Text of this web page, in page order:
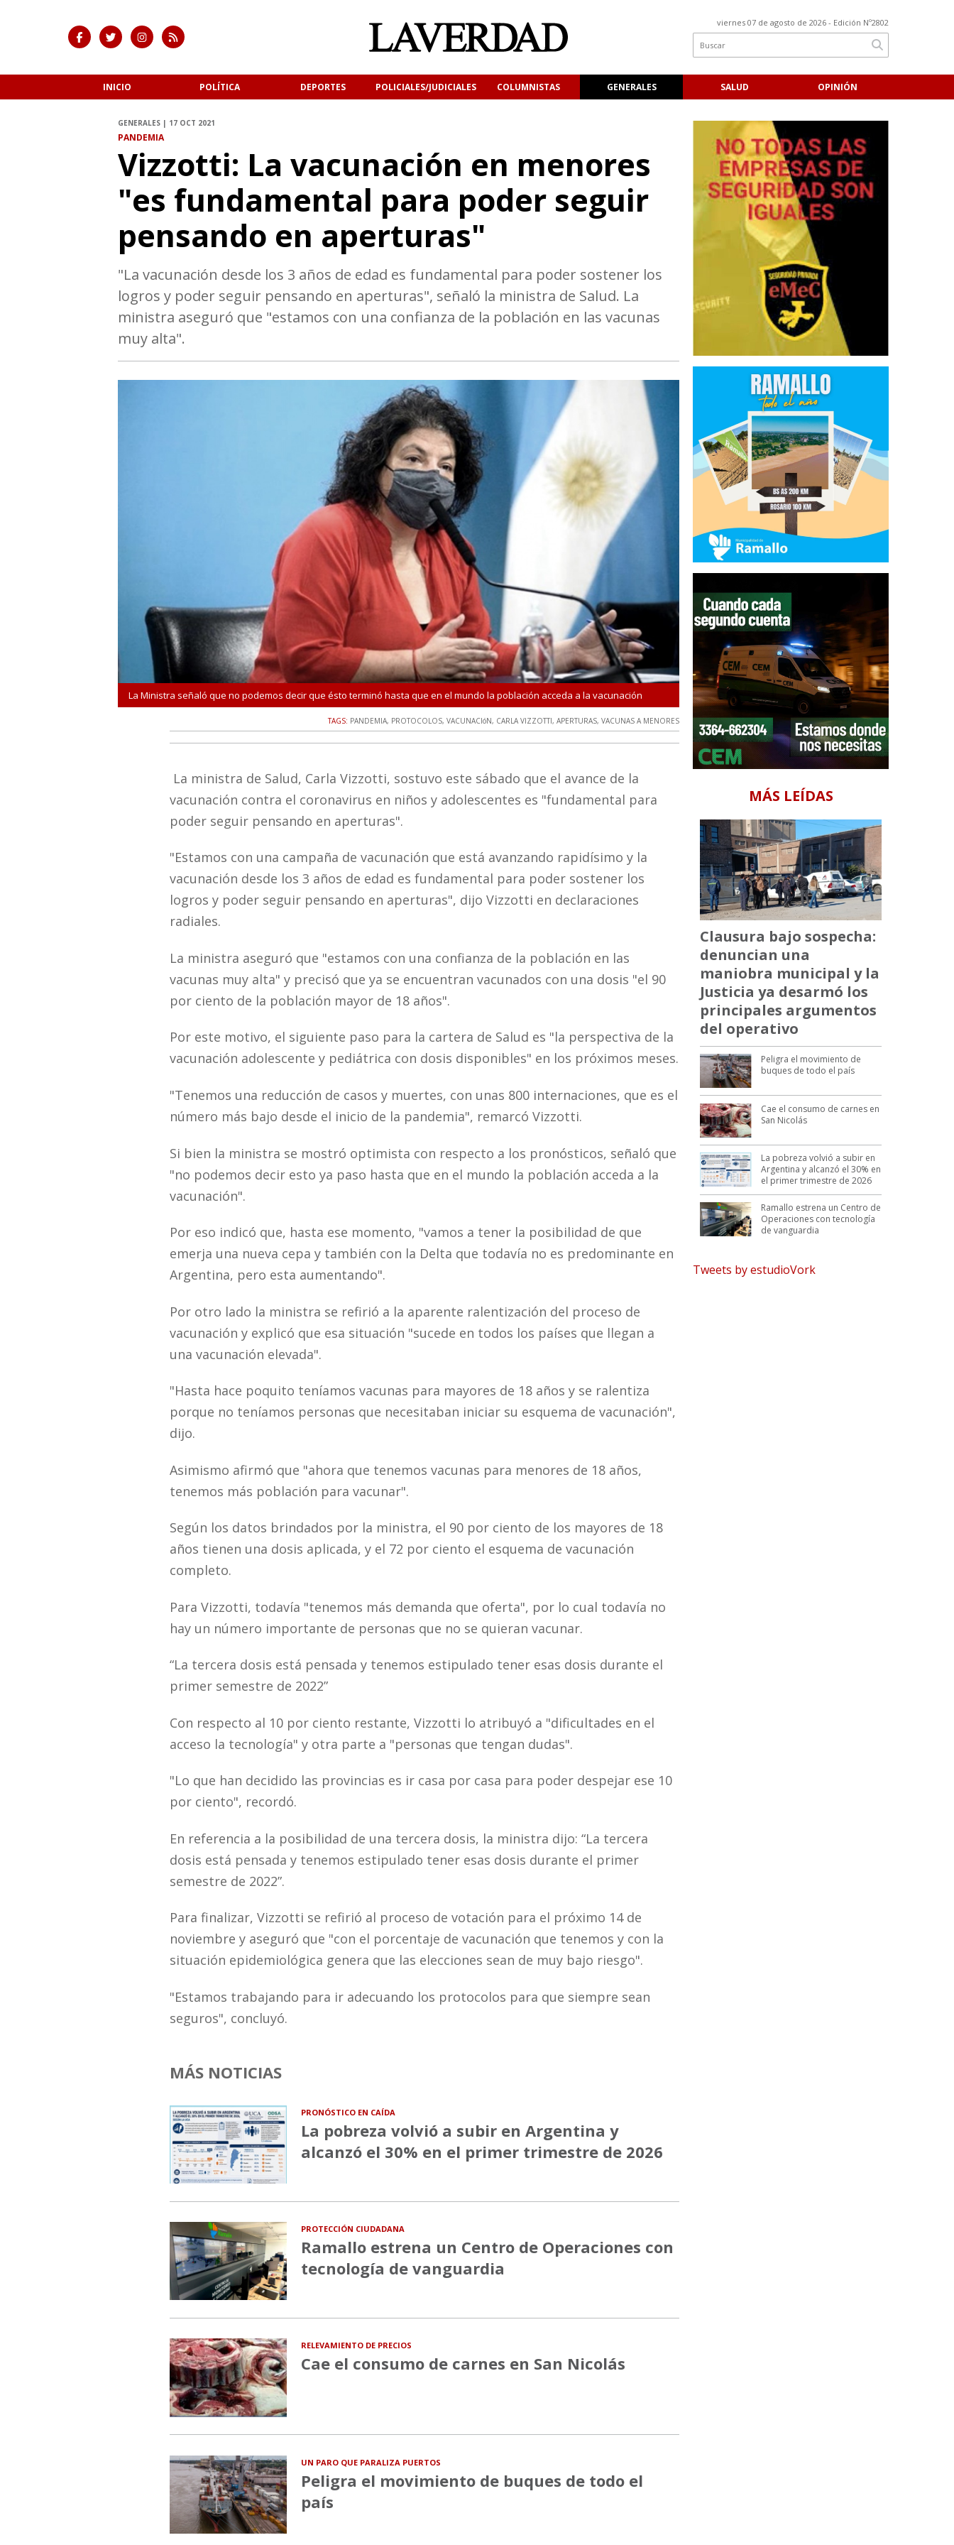
viernes 07 de agosto de 2026 - Edición Nº2802
INICIO POLÍTICA DEPORTES POLICIALES/JUDICIALES COLUMNISTAS GENERALES SALUD OPINIÓN
GENERALES | 17 OCT 2021
PANDEMIA
Vizzotti: La vacunación en menores
"es fundamental para poder seguir
pensando en aperturas"
"La vacunación desde los 3 años de edad es fundamental para poder sostener los
logros y poder seguir pensando en aperturas", señaló la ministra de Salud. La
ministra aseguró que "estamos con una confianza de la población en las vacunas
muy alta".
La Ministra señaló que no podemos decir que ésto terminó hasta que en el mundo la población acceda a la vacunación La Ministra señaló que no podemos decir que ésto terminó
TAGS: PANDEMIA, PROTOCOLOS,VACUNACIóN, CARLA VIZZOTTI,APERTURAS,VACUNAS A MENORES
La ministra de Salud, Carla Vizzotti, sostuvo este sábado que el avance de la
vacunación contra el coronavirus en niños y adolescentes es "fundamental para
poder seguir pensando en aperturas".
"Estamos con una campaña de vacunación que está avanzando rapidísimo y la
vacunación desde los 3 años de edad es fundamental para poder sostener los
logros y poder seguir pensando en aperturas", dijo Vizzotti en declaraciones
radiales.
La ministra aseguró que "estamos con una confianza de la población en las
vacunas muy alta" y precisó que ya se encuentran vacunados con una dosis "el 90
por ciento de la población mayor de 18 años".
Por este motivo, el siguiente paso para la cartera de Salud es "la perspectiva de la
vacunación adolescente y pediátrica con dosis disponibles" en los próximos meses.
"Tenemos una reducción de casos y muertes, con unas 800 internaciones, que es el
número más bajo desde el inicio de la pandemia", remarcó Vizzotti.
Si bien la ministra se mostró optimista con respecto a los pronósticos, señaló que
"no podemos decir esto ya paso hasta que en el mundo la población acceda a la
vacunación".
Por eso indicó que, hasta ese momento, "vamos a tener la posibilidad de que
emerja una nueva cepa y también con la Delta que todavía no es predominante en
Argentina, pero esta aumentando".
Por otro lado la ministra se refirió a la aparente ralentización del proceso de
vacunación y explicó que esa situación "sucede en todos los países que llegan a
una vacunación elevada".
"Hasta hace poquito teníamos vacunas para mayores de 18 años y se ralentiza
porque no teníamos personas que necesitaban iniciar su esquema de vacunación",
dijo.
Asimismo afirmó que "ahora que tenemos vacunas para menores de 18 años,
tenemos más población para vacunar".
Según los datos brindados por la ministra, el 90 por ciento de los mayores de 18
años tienen una dosis aplicada, y el 72 por ciento el esquema de vacunación
completo.
Para Vizzotti, todavía "tenemos más demanda que oferta", por lo cual todavía no
hay un número importante de personas que no se quieran vacunar.
“La tercera dosis está pensada y tenemos estipulado tener esas dosis durante el
primer semestre de 2022”
Con respecto al 10 por ciento restante, Vizzotti lo atribuyó a "dificultades en el
acceso la tecnología" y otra parte a "personas que tengan dudas".
"Lo que han decidido las provincias es ir casa por casa para poder despejar ese 10
por ciento", recordó.
En referencia a la posibilidad de una tercera dosis, la ministra dijo: “La tercera
dosis está pensada y tenemos estipulado tener esas dosis durante el primer
semestre de 2022”.
Para finalizar, Vizzotti se refirió al proceso de votación para el próximo 14 de
noviembre y aseguró que "con el porcentaje de vacunación que tenemos y con la
situación epidemiológica genera que las elecciones sean de muy bajo riesgo".
"Estamos trabajando para ir adecuando los protocolos para que siempre sean
seguros", concluyó.
MÁS NOTICIAS
PRONÓSTICO EN CAÍDA
La pobreza volvió a subir en Argentina y
alcanzó el 30% en el primer trimestre de 2026
PROTECCIÓN CIUDADANA
Ramallo estrena un Centro de Operaciones con
tecnología de vanguardia
RELEVAMIENTO DE PRECIOS
Cae el consumo de carnes en San Nicolás
UN PARO QUE PARALIZA PUERTOS
Peligra el movimiento de buques de todo el
país
MÁS LEÍDAS
Clausura bajo sospecha:
denuncian una
maniobra municipal y la
Justicia ya desarmó los
principales argumentos
del operativo
Peligra el movimiento de
buques de todo el país
Cae el consumo de carnes en
San Nicolás
La pobreza volvió a subir en
Argentina y alcanzó el 30% en
el primer trimestre de 2026
Ramallo estrena un Centro de
Operaciones con tecnología
de vanguardia
Tweets by estudioVork